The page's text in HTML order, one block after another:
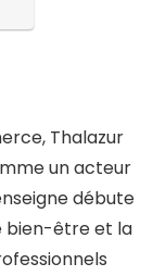
Thalazur
un acteur
débute
bien-être et la